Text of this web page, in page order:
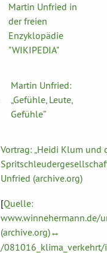
Martin Unfried in
der freien
Enzyklopädie
"WIKIPEDIA"
Martin Unfried:
„Gefühle, Leute,
Gefühle”
Vortrag: „Heidi Klum und
Unfried (archive.org)
[Quelle:
www.winnehermann.de/
(archive.org)↔
/